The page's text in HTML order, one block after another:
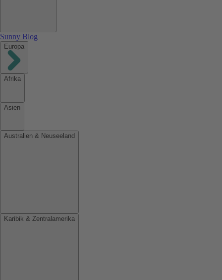
Sunny Blog
Europa
Afrika
Asien
Australien & Neuseeland
Karibik & Zentralamerika